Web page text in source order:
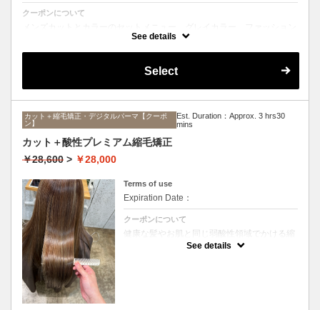
クーポンについて
カラーどちらも可能です。シャンプー、ブロー込み。
See details
Select
カット＋縮毛矯正・デジタルパーマ【クーポ
ン】
Est. Duration：Approx. 3 hrs30
mins
カット＋酸性プレミアム縮毛矯正
￥28,600 > ￥28,000
Terms of use
Expiration Date：
クーポンについて
健康な髪やお肌と同じ弱酸性領域でかける縮
毛矯正☆髪を瘦せさせることなく、気になる
See details